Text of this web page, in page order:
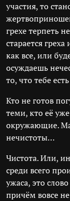
участия, то
грехе терпеть
старается
как все, или
осуждаешь
то, что тебе
Кто не готов
теми, кто её
окружающие.
нечистоты…
Чистота. Или,
среди всего
ужаса, это
причём вовсе